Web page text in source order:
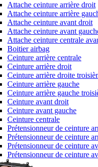
Attache ceinture arrière droit
Attache ceinture arrière
Attache ceinture avant droit
Attache ceinture avant
Attache ceinture centrale
Boitier airbag
Ceinture arrière centrale
Ceinture arrière droit
Ceinture arrière droite
Ceinture arrière gauche
Ceinture arrière gauche
Ceinture avant droit
Ceinture avant gauche
Ceinture centrale
Prétensionneur de ceinture
Prétensionneur de ceinture
Prétensionneur de ceinture
Prétensionneur de ceinture